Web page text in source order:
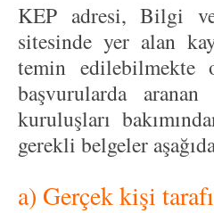
KEP adresi, Bilgi
sitesinde yer alan
temin
başvurularda
kuruluşları
gerekli belgeler
a) Gerçek kişi